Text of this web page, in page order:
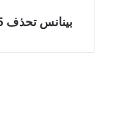
بينانس تحذف 5 أزواج تداول بيتكوين بين عشية وضحاها: التفاصيل